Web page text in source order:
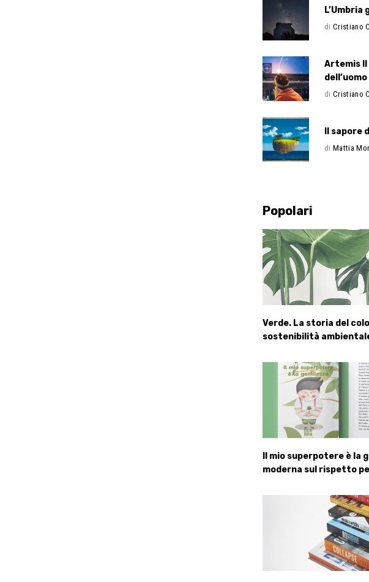
L’Umbria
di Cristiano
Artemis
di Cristiano
Il sapore
di Mattia
Popolari
Verde. La storia del
sostenibilità
Il mio superpotere è la
moderna sul rispetto